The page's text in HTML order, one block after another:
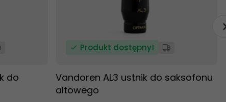
do
Produkt dostępny!
Vandoren AL3 ustnik do saksofonu
altowego